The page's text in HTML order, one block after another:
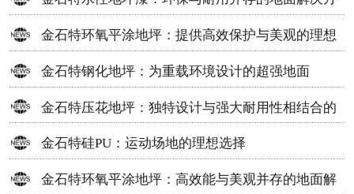
案
金石特环氧平涂地坪：提供高效保护与美观的理想
选择
金石特钢化地坪：为重载环境设计的超强地面
金石特压花地坪：独特设计与强大耐用性相结合的
地面材料
金石特硅PU：运动场地的理想选择
金石特环氧平涂地坪：高效能与美观并存的地面解